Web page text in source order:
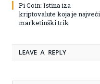
Pi Coin: Istina iza
kriptovalute koja je najveći
marketinški trik
LEAVE A REPLY